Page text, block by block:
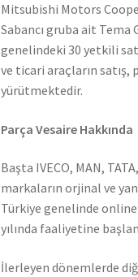
Mitsubishi Motors
Sabancı gruba ait Tema
genelindeki 30 yetkili
ve ticari araçların
yürütmektedir.
Parça Vesaire Hakkında
Başta IVECO, MAN,
markaların orjinal ve
Türkiye genelinde online
yılında faaliyetine
İlerleyen dönemlerde